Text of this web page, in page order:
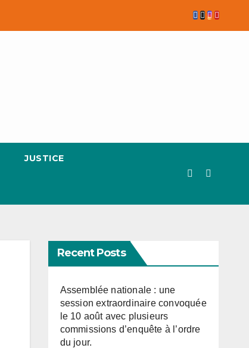
JUSTICE
Recent Posts
Assemblée nationale : une
session extraordinaire convoquée
le 10 août avec plusieurs
commissions d’enquête à l’ordre
du jour.